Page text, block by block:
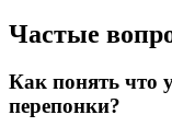
Частые
Как понять что
перепонки?